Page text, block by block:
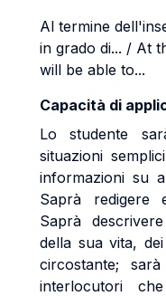
Al termine
in grado di... / At
will be able to...
Capacità di
Lo studente
situazioni
informazioni su
Saprà redigere
Saprà
della sua vita,
circostante;
interlocutori